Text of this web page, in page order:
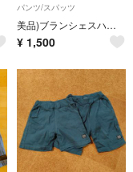
パンツ/スパッツ
美品)ブランシェスハーフパンツ ベージュ ウエストゴム
¥ 1,500